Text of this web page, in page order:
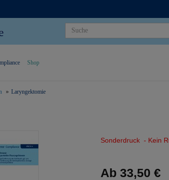
Shop
Laryngektomie
Sonderdruck - Kein
Ab 33,50 €